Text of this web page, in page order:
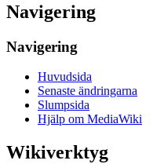
Navigering
Navigering
Huvudsida
Senaste ändringarna
Slumpsida
Hjälp om MediaWiki
Wikiverktyg